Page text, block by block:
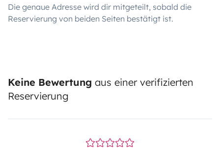
Die genaue Adresse wird dir mitgeteilt, sobald die
Reservierung von beiden Seiten bestätigt ist.
Keine Bewertung aus einer verifizierten
Reservierung